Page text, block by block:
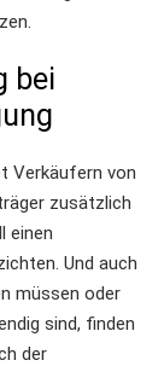
bei
Verkäufern von
zusätzlich
einen
Und auch
müssen oder
sind, finden
der